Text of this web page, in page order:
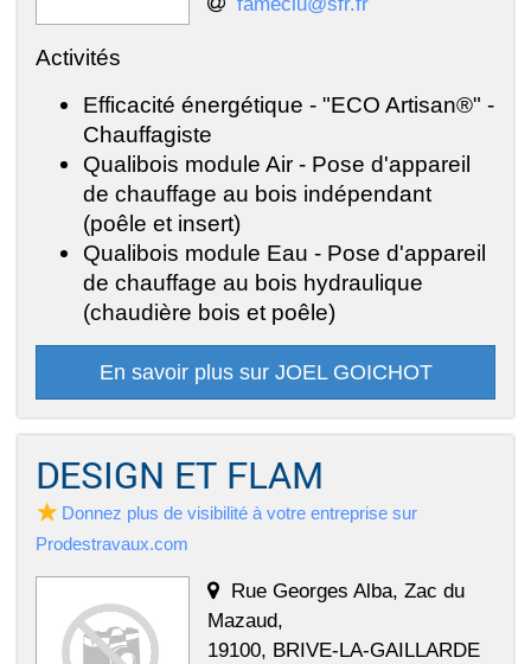
Activités
Efficacité énergétique - "ECO Artisan®" -
Chauffagiste
Qualibois module Air - Pose d'appareil
de chauffage au bois indépendant
(poêle et insert)
Qualibois module Eau - Pose d'appareil
de chauffage au bois hydraulique
(chaudière bois et poêle)
En savoir plus sur JOEL GOICHOT
DESIGN ET FLAM
Donnez plus de visibilité à votre entreprise sur
Prodestravaux.com
Rue Georges Alba, Zac du
Mazaud,
19100, BRIVE-LA-GAILLARDE